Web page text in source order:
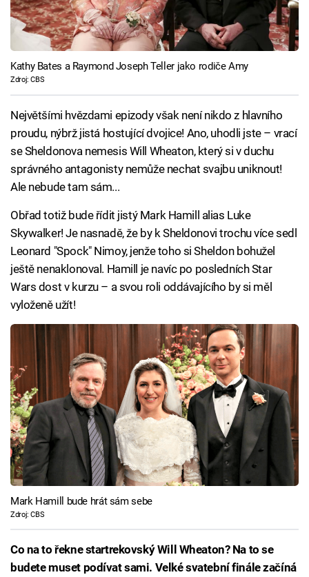
Kathy Bates a Raymond Joseph Teller jako rodiče Amy
Zdroj: CBS
Největšími hvězdami epizody však není nikdo z hlavního
proudu, nýbrž jistá hostující dvojice! Ano, uhodli jste – vrací
se Sheldonova nemesis Will Wheaton, který si v duchu
správného antagonisty nemůže nechat svajbu uniknout!
Ale nebude tam sám...
Obřad totiž bude řídit jistý Mark Hamill alias Luke
Skywalker! Je nasnadě, že by k Sheldonovi trochu více sedl
Leonard "Spock" Nimoy, jenže toho si Sheldon bohužel
ještě nenaklonoval. Hamill je navíc po posledních Star
Wars dost v kurzu – a svou roli oddávajícího by si měl
vyloženě užít!
Mark Hamill bude hrát sám sebe
Zdroj: CBS
Co na to řekne startrekovský Will Wheaton? Na to se
budete muset podívat sami. Velké svatební finále začíná